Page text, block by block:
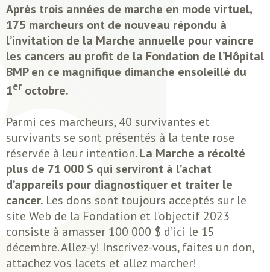
Après trois années de marche en mode virtuel,
175 marcheurs ont de nouveau répondu à
l’invitation de la Marche annuelle pour vaincre
les cancers au profit de la Fondation de l’Hôpital
BMP en ce magnifique dimanche ensoleillé du
1er octobre.
Parmi ces marcheurs, 40 survivantes et
survivants se sont présentés à la tente rose
réservée à leur intention.La Marche a récolté
plus de 71 000 $ qui serviront à l’achat
d’appareils pour diagnostiquer et traiter le
cancer. Les dons sont toujours acceptés sur le
site Web de la Fondation et l’objectif 2023
consiste à amasser 100 000 $ d’ici le 15
décembre. Allez-y! Inscrivez-vous, faites un don,
attachez vos lacets et allez marcher!